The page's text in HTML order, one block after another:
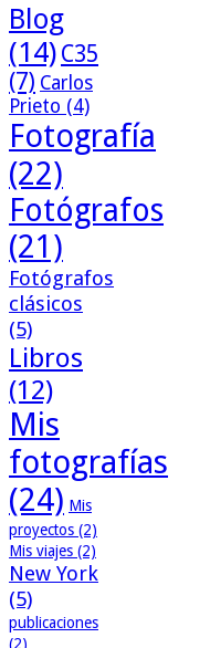
Blog
(14) C35
(7) Carlos
Prieto (4)
Fotografía
(22)
Fotógrafos
(21)
Fotógrafos
clásicos
(5)
Libros
(12)
Mis
fotografías
(24) Mis
proyectos (2)
Mis viajes (2)
New York
(5)
publicaciones
(2)